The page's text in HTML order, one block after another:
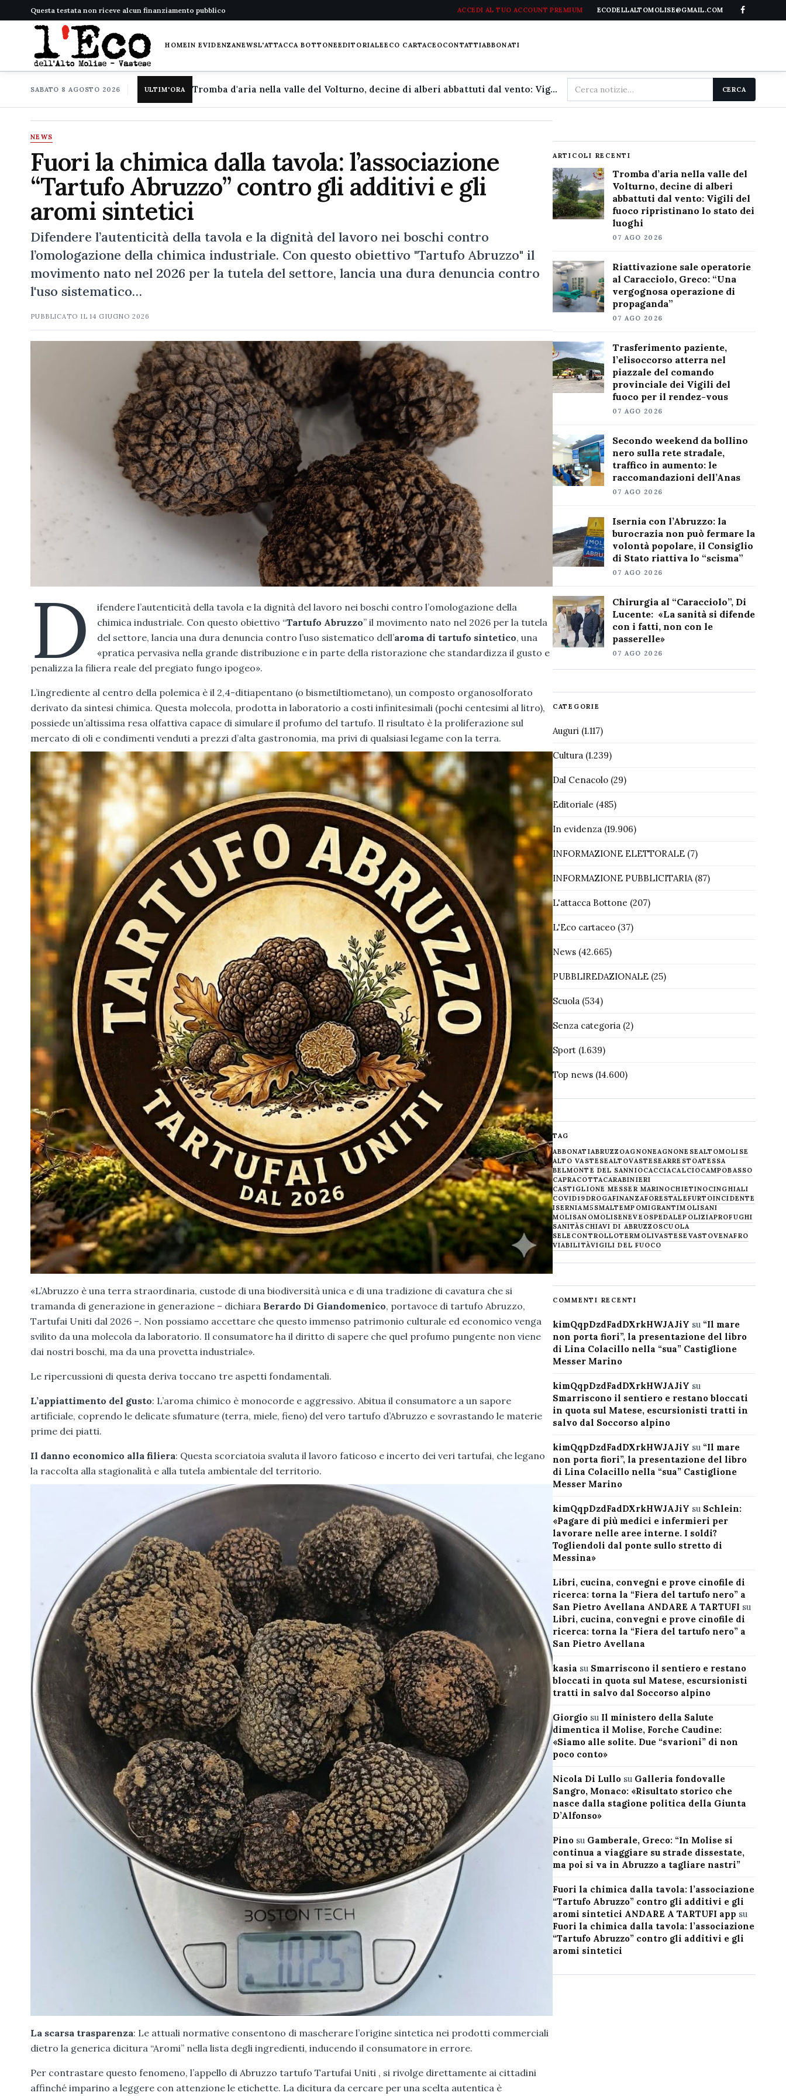
Questa testata non riceve alcun finanziamento pubblico ACCEDI AL TUO ACCOUNT PREMIUM ECODELLALTOMOLISE@GMAIL.COM
HOMEIN EVIDENZANEWSL'ATTACCA BOTTONEEDITORIALEECO CARTACEOCONTATTIABBONATI
SABATO 8 AGOSTO 2026 ULTIM'ORA Tromba d'aria nella valle del Volturno, decine di alberi abbattuti dal vento: Vigili del fuoco ripristinano lo stato dei luoghi
Cerca
nel
CERCA
NEWS
Fuori la chimica dalla tavola: l’associazione
“Tartufo Abruzzo” contro gli additivi e gli
aromi sintetici
Difendere l’autenticità della tavola e la dignità del lavoro nei boschi contro
l’omologazione della chimica industriale. Con questo obiettivo "Tartufo Abruzzo" il
movimento nato nel 2026 per la tutela del settore, lancia una dura denuncia contro
l'uso sistematico…
PUBBLICATO IL14 GIUGNO 2026
D
ifendere l’autenticità della tavola e la dignità del lavoro nei boschi contro l’omologazione della
chimica industriale. Con questo obiettivo “Tartufo Abruzzo” il movimento nato nel 2026 per la tutela
del settore, lancia una dura denuncia contro l’uso sistematico dell’aroma di tartufo sintetico, una
«pratica pervasiva nella grande distribuzione e in parte della ristorazione che standardizza il gusto e
penalizza la filiera reale del pregiato fungo ipogeo».
L’ingrediente al centro della polemica è il 2,4-ditiapentano (o bismetiltiometano), un composto organosolforato
derivato da sintesi chimica. Questa molecola, prodotta in laboratorio a costi infinitesimali (pochi centesimi al litro),
possiede un’altissima resa olfattiva capace di simulare il profumo del tartufo. Il risultato è la proliferazione sul
mercato di oli e condimenti venduti a prezzi d’alta gastronomia, ma privi di qualsiasi legame con la terra.
«L’Abruzzo è una terra straordinaria, custode di una biodiversità unica e di una tradizione di cavatura che si
tramanda di generazione in generazione – dichiara Berardo Di Giandomenico, portavoce di tartufo Abruzzo,
Tartufai Uniti dal 2026 –. Non possiamo accettare che questo immenso patrimonio culturale ed economico venga
svilito da una molecola da laboratorio. Il consumatore ha il diritto di sapere che quel profumo pungente non viene
dai nostri boschi, ma da una provetta industriale».
Le ripercussioni di questa deriva toccano tre aspetti fondamentali.
L’appiattimento del gusto: L’aroma chimico è monocorde e aggressivo. Abitua il consumatore a un sapore
artificiale, coprendo le delicate sfumature (terra, miele, fieno) del vero tartufo d’Abruzzo e sovrastando le materie
prime dei piatti.
Il danno economico alla filiera: Questa scorciatoia svaluta il lavoro faticoso e incerto dei veri tartufai, che legano
la raccolta alla stagionalità e alla tutela ambientale del territorio.
La scarsa trasparenza: Le attuali normative consentono di mascherare l’origine sintetica nei prodotti commerciali
dietro la generica dicitura “Aromi” nella lista degli ingredienti, inducendo il consumatore in errore.
Per contrastare questo fenomeno, l’appello di Abruzzo tartufo Tartufai Uniti , si rivolge direttamente ai cittadini
affinché imparino a leggere con attenzione le etichette. La dicitura da cercare per una scelta autentica è
ARTICOLI RECENTI
Tromba d’aria nella valle del
Volturno, decine di alberi
abbattuti dal vento: Vigili del
fuoco ripristinano lo stato dei
luoghi
07 AGO 2026
Riattivazione sale operatorie
al Caracciolo, Greco: “Una
vergognosa operazione di
propaganda”
07 AGO 2026
Trasferimento paziente,
l’elisoccorso atterra nel
piazzale del comando
provinciale dei Vigili del
fuoco per il rendez-vous
07 AGO 2026
Secondo weekend da bollino
nero sulla rete stradale,
traffico in aumento: le
raccomandazioni dell’Anas
07 AGO 2026
Isernia con l’Abruzzo: la
burocrazia non può fermare la
volontà popolare, il Consiglio
di Stato riattiva lo “scisma”
07 AGO 2026
Chirurgia al “Caracciolo”, Di
Lucente: «La sanità si difende
con i fatti, non con le
passerelle»
07 AGO 2026
CATEGORIE
Auguri(1.117)
Cultura(1.239)
Dal Cenacolo(29)
Editoriale (485)
In evidenza(19.906)
INFORMAZIONE ELETTORALE(7)
INFORMAZIONE PUBBLICITARIA(87)
L'attacca Bottone (207)
L'Eco cartaceo(37)
News(42.665)
PUBBLIREDAZIONALE(25)
Scuola(534)
Senza categoria(2)
Sport(1.639)
Top news(14.600)
TAG
ABBONATIABRUZZOAGNONEAGNONESEALTOMOLISE
ALTO VASTESEALTOVASTESEARRESTOATESSA
BELMONTE DEL SANNIOCACCIACALCIOCAMPOBASSO
CAPRACOTTACARABINIERI
CASTIGLIONE MESSER MARINOCHIETINOCINGHIALI
COVID19DROGAFINANZAFORESTALEFURTOINCIDENTE
ISERNIAM5SMALTEMPOMIGRANTIMOLISANI
MOLISANOMOLISENEVE OSPEDALEPOLIZIAPROFUGHI
SANITÀSCHIAVI DI ABRUZZOSCUOLA
SELECONTROLLOTERMOLIVASTESE VASTOVENAFRO
VIABILITÀVIGILI DEL FUOCO
COMMENTI RECENTI
kimQqpDzdFadDXrkHWJAJiY su “Il mare
non porta fiori”, la presentazione del libro
di Lina Colacillo nella “sua” Castiglione
Messer Marino
kimQqpDzdFadDXrkHWJAJiY su
Smarriscono il sentiero e restano bloccati
in quota sul Matese, escursionisti tratti in
salvo dal Soccorso alpino
kimQqpDzdFadDXrkHWJAJiY su “Il mare
non porta fiori”, la presentazione del libro
di Lina Colacillo nella “sua” Castiglione
Messer Marino
kimQqpDzdFadDXrkHWJAJiY su Schlein:
«Pagare di più medici e infermieri per
lavorare nelle aree interne. I soldi?
Togliendoli dal ponte sullo stretto di
Messina»
Libri, cucina, convegni e prove cinofile di
ricerca: torna la “Fiera del tartufo nero” a
San Pietro Avellana ANDARE A TARTUFI su
Libri, cucina, convegni e prove cinofile di
ricerca: torna la “Fiera del tartufo nero” a
San Pietro Avellana
kasia su Smarriscono il sentiero e restano
bloccati in quota sul Matese, escursionisti
tratti in salvo dal Soccorso alpino
Giorgiosu Il ministero della Salute
dimentica il Molise, Forche Caudine:
«Siamo alle solite. Due “svarioni” di non
poco conto»
Nicola Di Lullosu Galleria fondovalle
Sangro, Monaco: «Risultato storico che
nasce dalla stagione politica della Giunta
D’Alfonso»
Pinosu Gamberale, Greco: “In Molise si
continua a viaggiare su strade dissestate,
ma poi si va in Abruzzo a tagliare nastri”
Fuori la chimica dalla tavola: l’associazione
“Tartufo Abruzzo” contro gli additivi e gli
aromi sintetici ANDARE A TARTUFI app su
Fuori la chimica dalla tavola: l’associazione
“Tartufo Abruzzo” contro gli additivi e gli
aromi sintetici